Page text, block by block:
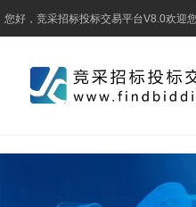
您好，竞采招标投标交易平台V8.0欢迎您